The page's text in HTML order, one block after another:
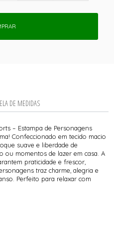
DE MEDIDAS
– Estampa de Personagens
Confeccionado em tecido macio
suave e liberdade de
ou momentos de lazer em casa. A
praticidade e frescor,
traz charme, alegria e
Perfeito para relaxar com